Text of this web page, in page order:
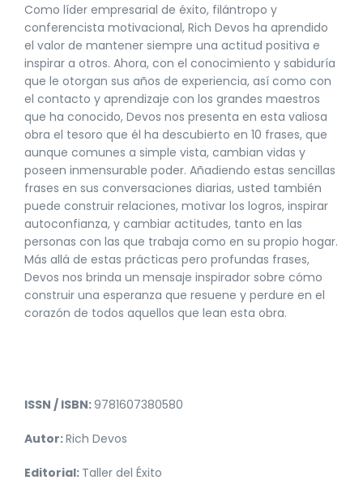
Como líder empresarial de éxito, filántropo y
conferencista motivacional, Rich Devos ha aprendido
el valor de mantener siempre una actitud positiva e
inspirar a otros. Ahora, con el conocimiento y sabiduría
que le otorgan sus años de experiencia, así como con
el contacto y aprendizaje con los grandes maestros
que ha conocido, Devos nos presenta en esta valiosa
obra el tesoro que él ha descubierto en 10 frases, que
aunque comunes a simple vista, cambian vidas y
poseen inmensurable poder. Añadiendo estas sencillas
frases en sus conversaciones diarias, usted también
puede construir relaciones, motivar los logros, inspirar
autoconfianza, y cambiar actitudes, tanto en las
personas con las que trabaja como en su propio hogar.
Más allá de estas prácticas pero profundas frases,
Devos nos brinda un mensaje inspirador sobre cómo
construir una esperanza que resuene y perdure en el
corazón de todos aquellos que lean esta obra.
ISSN / ISBN:9781607380580
Autor:Rich Devos
Editorial: Taller del Éxito